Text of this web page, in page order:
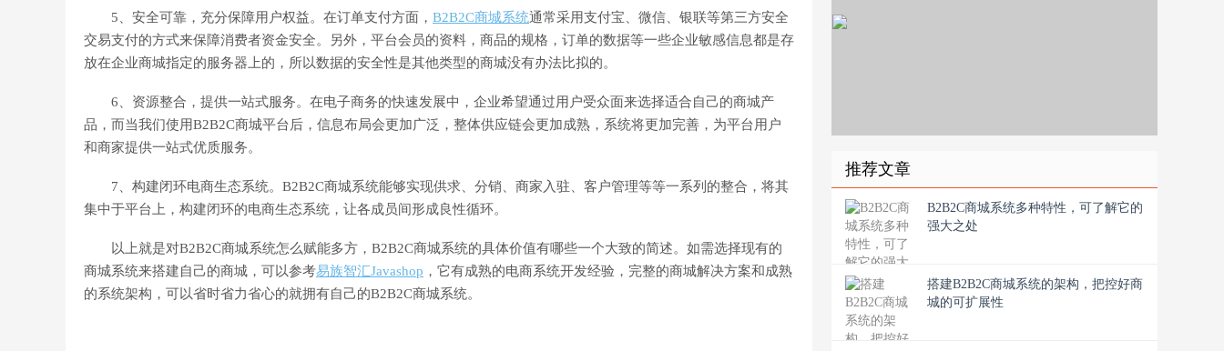
5、安全可靠，充分保障用户权益。在订单支付方面， B2B2C商城系统通常采用支付宝、微信、银联等第三方安全
交易支付的方式来保障消费者资金安全。另外，平台会员的资料，商品的规格，订单的数据等一些企业敏感信息都是存
放在企业商城指定的服务器上的，所以数据的安全性是其他类型的商城没有办法比拟的。
6、资源整合，提供一站式服务。在电子商务的快速发展中，企业希望通过用户受众面来选择适合自己的商城产
品，而当我们使用B2B2C商城平台后，信息布局会更加广泛，整体供应链会更加成熟，系统将更加完善，为平台用户
和商家提供一站式优质服务。
7、构建闭环电商生态系统。B2B2C商城系统能够实现供求、分销、商家入驻、客户管理等等一系列的整合，将其
集中于平台上，构建闭环的电商生态系统，让各成员间形成良性循环。
以上就是对B2B2C商城系统怎么赋能多方，B2B2C商城系统的具体价值有哪些一个大致的简述。如需选择现有的
商城系统来搭建自己的商城，可以参考易族智汇Javashop ，它有成熟的电商系统开发经验，完整的商城解决方案和成熟
的系统架构，可以省时省力省心的就拥有自己的B2B2C商城系统。
推荐文章
B2B2C商城系统多种特性，可了解它的
强大之处
搭建B2B2C商城系统的架构，把控好商
城的可扩展性